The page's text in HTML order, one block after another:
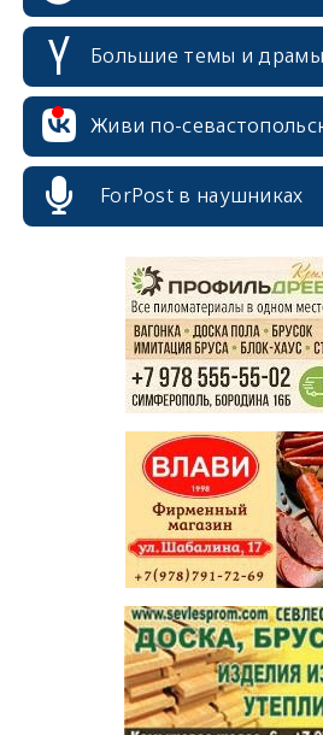
Большие темы и драмы
Живи по-
ForPost в наушниках